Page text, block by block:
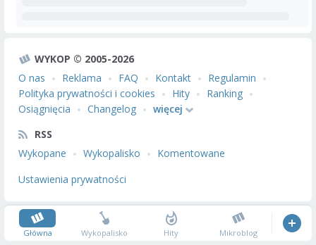
WYKOP © 2005-2026
O nas
Reklama FAQ Kontakt
Regulamin
Polityka prywatności i cookies
Hity
Ranking
Osiągnięcia
Changelog
więcej
RSS
Wykopane
Wykopalisko
Komentowane
Ustawienia prywatności
Główna Wykopalisko Hity Mikroblog